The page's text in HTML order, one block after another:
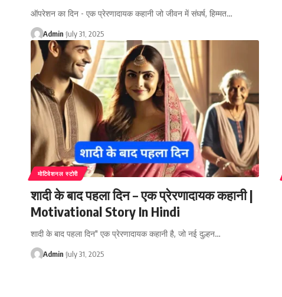
ऑपरेशन का दिन - एक प्रेरणादायक कहानी जो जीवन में संघर्ष, हिम्मत…
Admin July 31, 2025
मोटिवेशनल स्टोरी
शादी के बाद पहला दिन – एक प्रेरणादायक कहानी |
Motivational Story In Hindi
शादी के बाद पहला दिन" एक प्रेरणादायक कहानी है, जो नई दुल्हन…
Admin July 31, 2025